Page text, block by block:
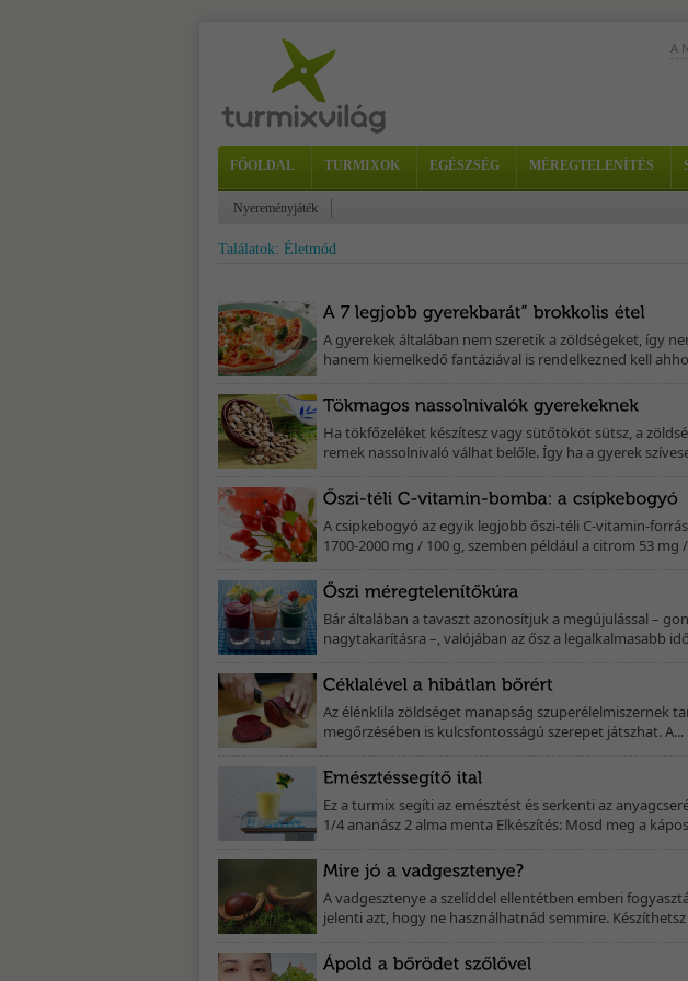
A
FŐOLDAL TURMIXOK EGÉSZSÉG MÉREGTELENÍTÉS
Nyereményjáték
Találatok: Életmód
A gyerekek általában nem szeretik a zöldségeket, így
hanem kiemelkedő fantáziával is rendelkezned kell
Ha tökfőzeléket készítesz vagy sütőtököt sütsz, a
remek nassolnivaló válhat belőle. Így ha a gyerek
A csipkebogyó az egyik legjobb őszi-téli C-vitamin-
1700-2000 mg / 100 g, szemben például a citrom 53 mg
Bár általában a tavaszt azonosítjuk a megújulással –
nagytakarításra –, valójában az ősz a legalkalmasabb
Az élénklila zöldséget manapság szuperélelmiszernek
megőrzésében is kulcsfontosságú szerepet játszhat. A...
Ez a turmix segíti az emésztést és serkenti az
1/4 ananász 2 alma menta Elkészítés: Mosd meg a
A vadgesztenye a szelíddel ellentétben emberi
jelenti azt, hogy ne használhatnád semmire.